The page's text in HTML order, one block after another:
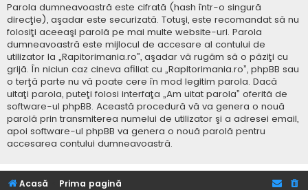
Parola dumneavoastră este cifrată (hash într-o singură
direcţie), aşadar este securizată. Totuşi, este recomandat să nu
folosiţi aceeaşi parolă pe mai multe website-uri. Parola
dumneavoastră este mijlocul de accesare al contului de
utilizator la „Rapitorimania.ro”, aşadar vă rugăm să o păziţi cu
grijă. În niciun caz cineva afiliat cu „Rapitorimania.ro”, phpBB sau
o terţă parte nu vă poate cere în mod legitim parola. Dacă
uitaţi parola, puteţi folosi interfaţa „Am uitat parola” oferită de
software-ul phpBB. Această procedură vă va genera o nouă
parolă prin transmiterea numelui de utilizator şi a adresei email,
apoi software-ul phpBB va genera o nouă parolă pentru
accesarea contului dumneavoastră.
Acasă Prima pagină